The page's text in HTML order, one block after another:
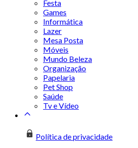
Festa
Games
Informática
Lazer
Mesa Posta
Móveis
Mundo Beleza
Organização
Papelaria
Pet Shop
Saúde
Tv e Vídeo
Política de privacidade